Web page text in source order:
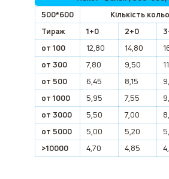
500*600
Кількість
Тираж
1+0 2+0
от 100
12,80 14,80
от 300
7,80 9,50
от 500
6,45 8,15
от 1000
5,95 7,55
от 3000
5,50 7,00
от 5000
5,00 5,20
>10000
4,70 4,85